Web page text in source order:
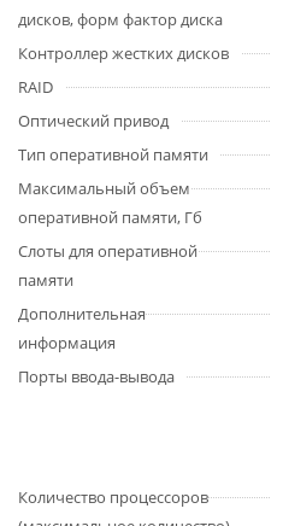
дисков, форм фактор диска
Контроллер жестких дисков
RAID
Оптический привод
Тип оперативной памяти
Максимальный объем
оперативной памяти, Гб
Слоты для оперативной
памяти
Дополнительная
информация
Порты ввода-вывода
Количество процессоров